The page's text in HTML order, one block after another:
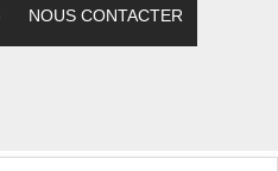
NOUS CONTACTER